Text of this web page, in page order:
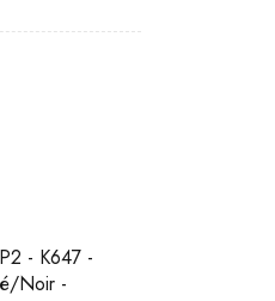
- K647 -
Noir -